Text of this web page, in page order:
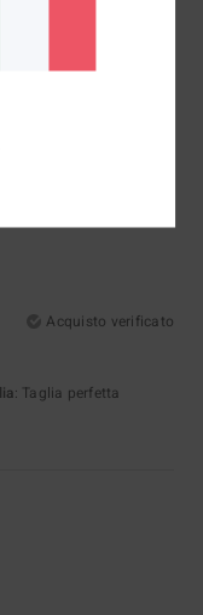
Acquisto verificato
: Taglia perfetta